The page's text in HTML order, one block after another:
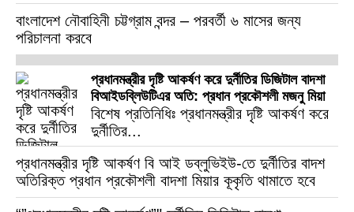
বাংলাদেশ নৌবাহিনী চট্টগ্রাম বন্দর – পরবর্তী ৬ মাসের জন্য
পরিচালনা করবে
প্রধানমন্ত্রীর দৃষ্টি আকর্ষণ করে দুর্নীতির ডিজিটাল বাদশা
বিআইডব্লিউটিএর অতি: প্রধান প্রকৌশলী মজনু মিয়া
বিশেষ প্রতিনিধিঃ প্রধানমন্ত্রীর দৃষ্টি আকর্ষণ করে
দুর্নীতির...
প্রধানমন্ত্রীর দৃষ্টি আকর্ষণ বি আই ডব্লুভিইউ-তে দুর্নীতির বাদশ
অতিরিক্ত প্রধান প্রকৌশলী বাদশা মিয়ার কূকৃতি থামাতে হবে